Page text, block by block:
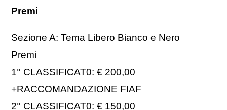
Premi
Sezione A: Tema Libero Bianco e Nero
Premi
1° CLASSIFICAT0: € 200,00
+RACCOMANDAZIONE FIAF
2° CLASSIFICAT0: € 150,00